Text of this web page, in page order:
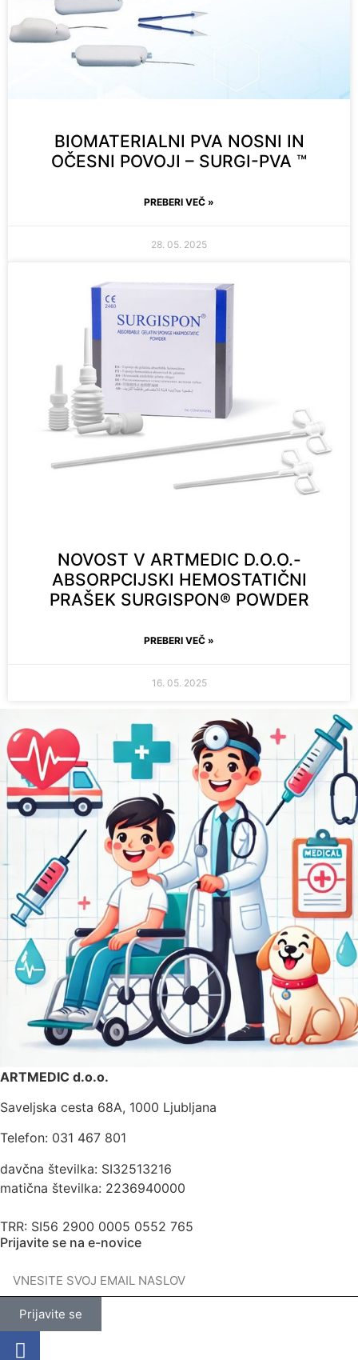
BIOMATERIALNI PVA NOSNI IN
OČESNI POVOJI – SURGI-PVA ™
PREBERI VEČ »
28. 05. 2025
NOVOST V ARTMEDIC D.O.O.-
ABSORPCIJSKI HEMOSTATIČNI
PRAŠEK SURGISPON® POWDER
PREBERI VEČ »
16. 05. 2025
ARTMEDIC d.o.o.
Saveljska cesta 68A, 1000 Ljubljana
Telefon: 031 467 801
davčna številka: SI32513216
matična številka: 2236940000
TRR: SI56 2900 0005 0552 765
Prijavite se na e-novice
Prijavite se